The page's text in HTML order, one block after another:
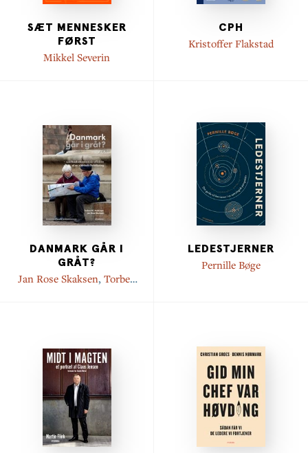
SÆT MENNESKER
FØRST
Mikkel Severin
CPH
Kristoffer Flakstad
DANMARK GÅR I
GRÅT?
Jan Rose Skaksen, Torben
LEDESTJERNER
Pernille Bøge